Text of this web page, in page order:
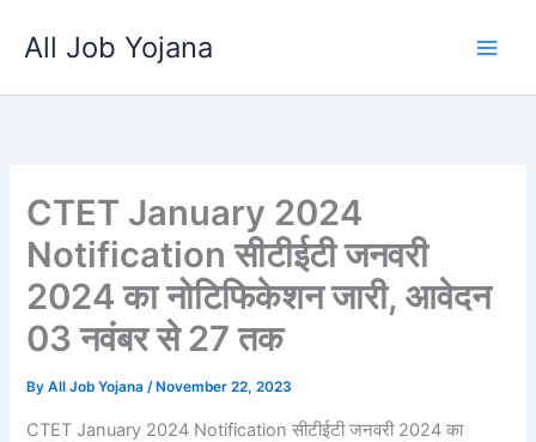
All Job Yojana
CTET January 2024
Notification सीटीईटी जनवरी
2024 का नोटिफिकेशन जारी, आवेदन
03 नवंबर से 27 तक
ByAll Job Yojana/ November 22, 2023
CTET January 2024 Notification सीटीईटी जनवरी 2024 का